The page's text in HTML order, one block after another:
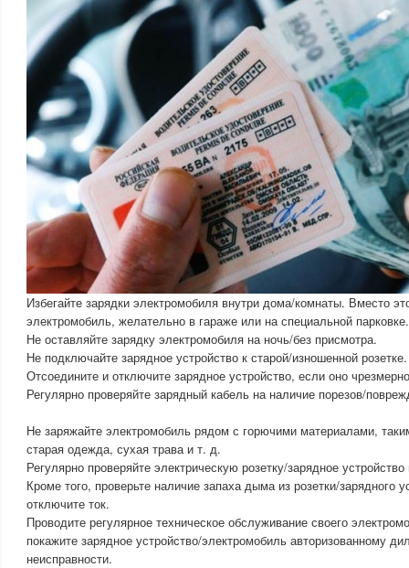
Избегайте зарядки электромобиля внутри дома/комнаты. Вместо
электромобиль, желательно в гараже или на специальной парковке.
Не оставляйте зарядку электромобиля на ночь/без присмотра.
Не подключайте зарядное устройство к старой/изношенной розетке.
Отсоедините и отключите зарядное устройство, если оно
Регулярно проверяйте зарядный кабель на наличие порезов/
Не заряжайте электромобиль рядом с горючими материалами,
старая одежда, сухая трава и т. д.
Регулярно проверяйте электрическую розетку/зарядное
Кроме того, проверьте наличие запаха дыма из розетки/зарядного
отключите ток.
Проводите регулярное техническое обслуживание своего
покажите зарядное устройство/электромобиль авторизованному
неисправности.